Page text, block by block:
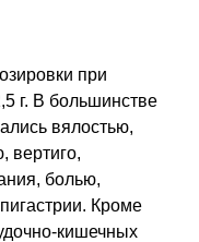
при
г. В большинстве
вялостью,
вертиго,
болью,
Кроме
кишечных